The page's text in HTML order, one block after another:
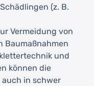
(z. B.
Vermeidung von
Baumaßnahmen
und
können die
in schwer